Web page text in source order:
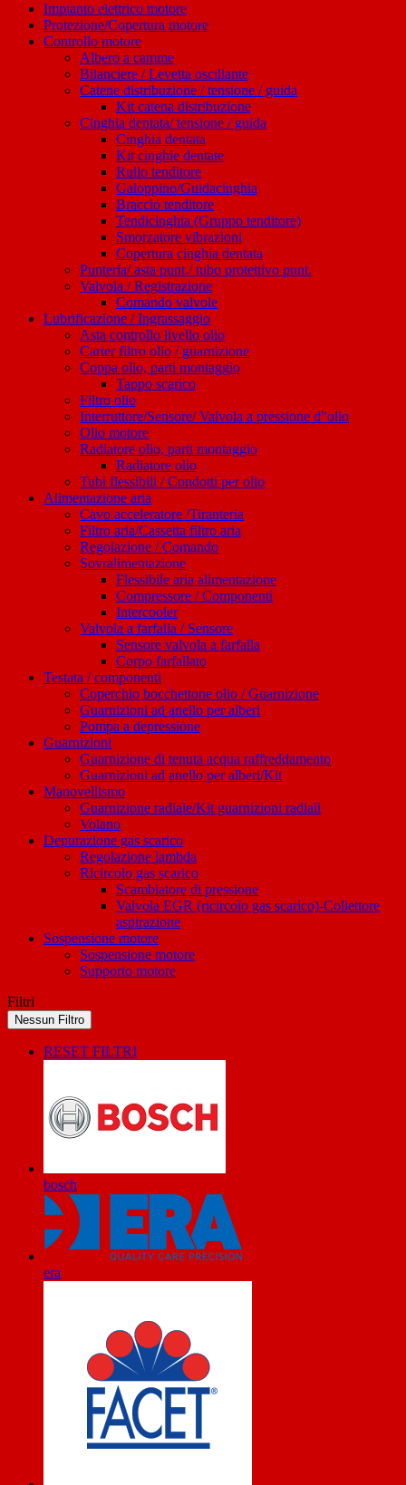
Impianto elettrico motore
Protezione/Copertura motore
Controllo motore
Albero a camme
Bilanciere / Levetta oscillante
Catene distribuzione / tensione / guida
Kit catena distribuzione
Cinghia dentata/ tensione / guida
Cinghia dentata
Kit cinghie dentate
Rullo tenditore
Galoppino/Guidacinghia
Braccio tenditore
Tendicinghia (Gruppo tenditore)
Smorzatore vibrazioni
Copertura cinghia dentata
Punteria/ asta punt./ tubo protettivo punt.
Valvola / Registrazione
Comando valvole
Lubrificazione / Ingrassaggio
Asta controllo livello olio
Carter filtro olio / guarnizione
Coppa olio, parti montaggio
Tappo scarico
Filtro olio
Interruttore/Sensore/ Valvola a pressione d"olio
Olio motore
Radiatore olio, parti montaggio
Radiatore olio
Tubi flessibili / Condotti per olio
Alimentazione aria
Cavo acceleratore /Tiranteria
Filtro aria/Cassetta filtro aria
Regolazione / Comando
Sovralimentazione
Flessibile aria alimentazione
Compressore / Componenti
Intercooler
Valvola a farfalla / Sensore
Sensore valvola a farfalla
Corpo farfallato
Testata / componenti
Coperchio bocchettone olio / Guarnizione
Guarnizioni ad anello per alberi
Pompa a depressione
Guarnizioni
Guarnizione di tenuta acqua raffreddamento
Guarnizioni ad anello per alberi/Kit
Manovellismo
Guarnizione radiale/Kit guarnizioni radiali
Volano
Depurazione gas scarico
Regolazione lambda
Ricircolo gas scarico
Scambiatore di pressione
Valvola EGR (ricircolo gas scarico)-Collettore
aspirazione
Sospensione motore
Sospensione motore
Supporto motore
Filtri
Nessun Filtro
RESET FILTRI
bosch
era